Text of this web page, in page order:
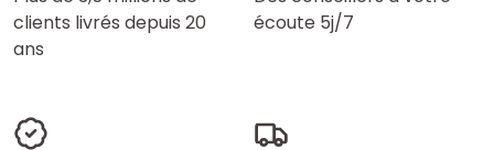
clients livrés depuis 20
ans
écoute 5j/7